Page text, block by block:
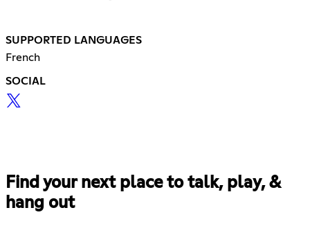
SUPPORTED LANGUAGES
French
SOCIAL
Find your next place to talk, play, &
hang out